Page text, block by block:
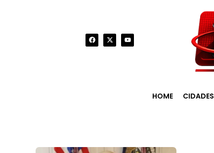
HOME CIDADES